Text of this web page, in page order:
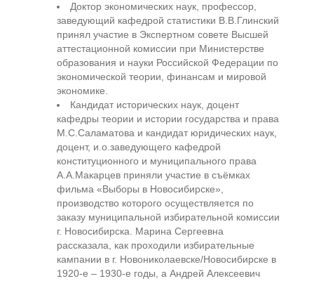
Доктор экономических наук, профессор,
заведующий кафедрой статистики В.В.Глинский
принял участие в Экспертном совете Высшей
аттестационной комиссии при Министерстве
образования и науки Российской Федерации по
экономической теории, финансам и мировой
экономике.
Кандидат исторических наук, доцент
кафедры теории и истории государства и права
М.С.Саламатова и кандидат юридических наук,
доцент, и.о.заведующего кафедрой
конституционного и муниципального права
А.А.Макарцев приняли участие в съёмках
фильма «Выборы в Новосибирске»,
производство которого осуществляется по
заказу муниципальной избирательной комиссии
г. Новосибирска. Марина Сергеевна
рассказала, как проходили избирательные
кампании в г. Новониколаевске/Новосибирске в
1920-е – 1930-е годы, а Андрей Алексеевич